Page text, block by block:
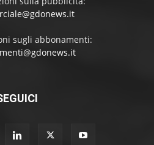
sugli abbonamenti: